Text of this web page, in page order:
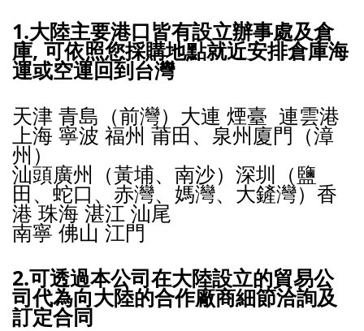
1.大陸主要港口皆有設立辦事處及倉
庫, 可依照您採購地點就近安排倉庫海
運或空運回到台灣
天津 青島（前灣）大連 煙臺 連雲港
上海 寧波 福州 莆田、泉州廈門（漳
州）
汕頭廣州（黃埔、南沙）深圳（鹽
田、蛇口、赤灣、媽灣、大鏟灣）香
港 珠海 湛江 汕尾
南寧 佛山 江門
2.可透過本公司在大陸設立的貿易公
司代為向大陸的合作廠商細節洽詢及
訂定合同